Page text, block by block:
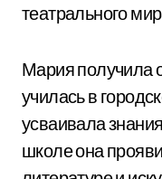
театрального
Мария получила
училась в
усваивала
школе она